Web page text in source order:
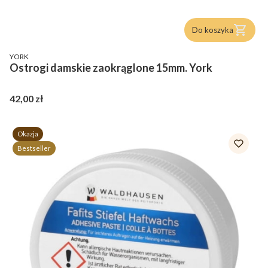
Do koszyka
PRODUCENT
YORK
Ostrogi damskie zaokrąglone 15mm. York
Cena
42,00 zł
Okazja
Bestseller